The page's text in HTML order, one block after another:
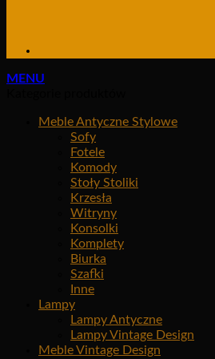
MENU
Meble Antyczne Stylowe
Sofy
Fotele
Komody
Stoły Stoliki
Krzesła
Witryny
Konsolki
Komplety
Biurka
Szafki
Inne
Lampy
Lampy Antyczne
Lampy Vintage Design
Meble Vintage Design